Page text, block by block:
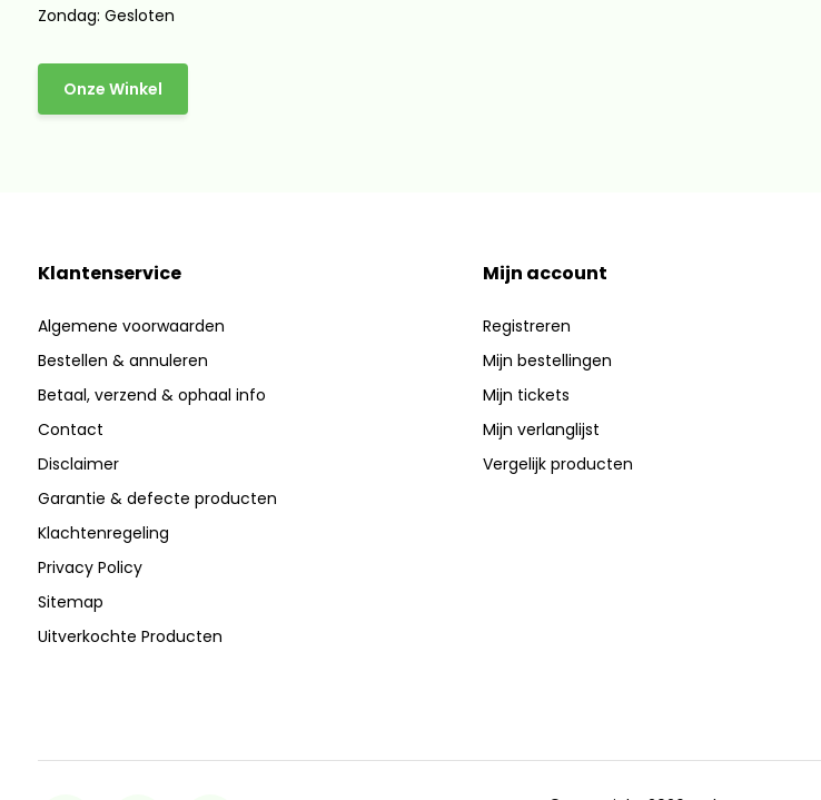
Zondag: Gesloten
Onze Winkel
Klantenservice
Algemene voorwaarden
Bestellen & annuleren
Betaal, verzend & ophaal info
Contact
Disclaimer
Garantie & defecte producten
Klachtenregeling
Privacy Policy
Sitemap
Uitverkochte Producten
Mijn account
Registreren
Mijn bestellingen
Mijn tickets
Mijn verlanglijst
Vergelijk producten